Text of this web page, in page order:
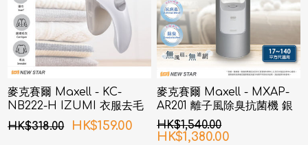
麥克賽爾 Maxell - KC-
NB222-H IZUMI 衣服去毛
球機 灰色
HK$318.00 HK$159.00
麥克賽爾 Maxell - MXAP-
AR201 離子風除臭抗菌機 銀
色
HK$1,540.00
HK$1,380.00